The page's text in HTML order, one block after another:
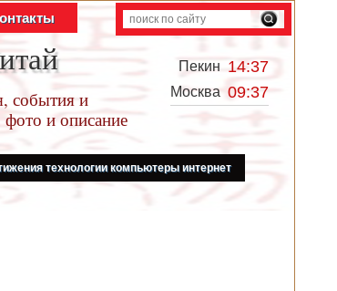
события и
фото и описание
Пекин 14:37
Москва 09:37
технологии компьютеры интернет